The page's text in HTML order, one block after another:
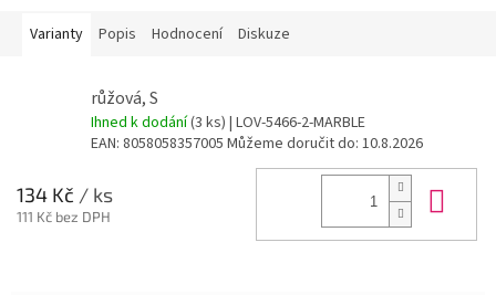
Varianty Popis Hodnocení Diskuze
růžová, S
Ihned k dodání(3 ks) | LOV-5466-2-MARBLE
EAN: 8058058357005 Můžeme doručit do: 10.8.2026
134 Kč / ks
111 Kč bez DPH